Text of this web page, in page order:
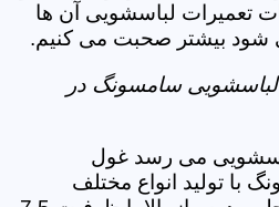
تعمیرات لباسشویی آن ها
شود بیشتر صحبت می کنیم.
سامسونگ در
می رسد غول
با تولید انواع مختلف